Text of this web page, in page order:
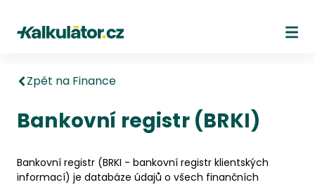
Kalkulátor.cz
Zpět na Finance
Bankovní registr (BRKI)
Bankovní registr (BRKI - bankovní registr klientských
informací) je databáze údajů o všech finančních